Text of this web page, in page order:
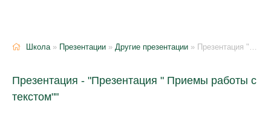
Школа» Презентации » Другие презентации » Презентация " Приемы работы с текстом"
Презентация - "Презентация " Приемы работы с
текстом""